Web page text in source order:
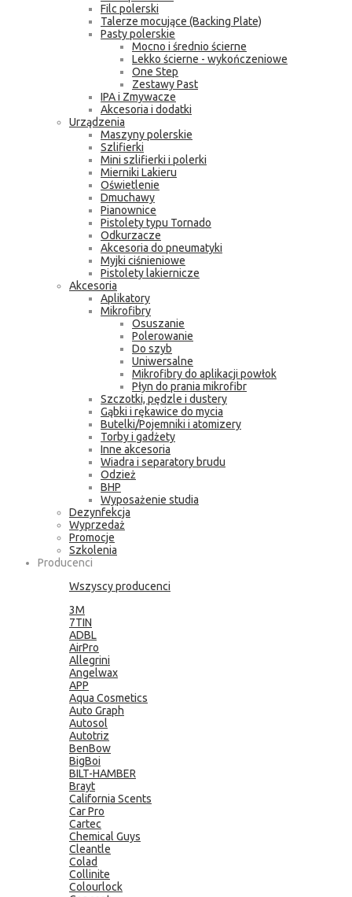
Filc polerski
Talerze mocujące (Backing Plate)
Pasty polerskie
Mocno i średnio ścierne
Lekko ścierne - wykończeniowe
One Step
Zestawy Past
IPA i Zmywacze
Akcesoria i dodatki
Urządzenia
Maszyny polerskie
Szlifierki
Mini szlifierki i polerki
Mierniki Lakieru
Oświetlenie
Dmuchawy
Pianownice
Pistolety typu Tornado
Odkurzacze
Akcesoria do pneumatyki
Myjki ciśnieniowe
Pistolety lakiernicze
Akcesoria
Aplikatory
Mikrofibry
Osuszanie
Polerowanie
Do szyb
Uniwersalne
Mikrofibry do aplikacji powłok
Płyn do prania mikrofibr
Szczotki, pędzle i dustery
Gąbki i rękawice do mycia
Butelki/Pojemniki i atomizery
Torby i gadżety
Inne akcesoria
Wiadra i separatory brudu
Odzież
BHP
Wyposażenie studia
Dezynfekcja
Wyprzedaż
Promocje
Szkolenia
Producenci
Wszyscy producenci
3M
7TIN
ADBL
AirPro
Allegrini
Angelwax
APP
Aqua Cosmetics
Auto Graph
Autosol
Autotriz
BenBow
BigBoi
BILT-HAMBER
Brayt
California Scents
Car Pro
Cartec
Chemical Guys
Cleantle
Colad
Collinite
Colourlock